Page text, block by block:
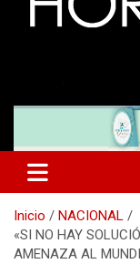
Inicio
NACIONAL
«SI NO HAY
AMENAZA AL